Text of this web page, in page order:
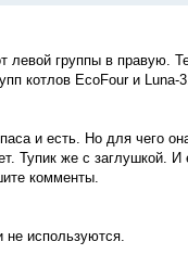
левой группы в правую.
котлов EcoFour и Luna-
и есть. Но для чего
Тупик же с заглушкой.
комменты.
не используются.